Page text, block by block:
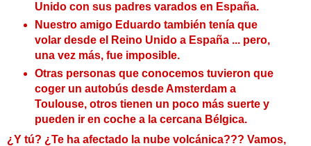
Unido con sus padres varados en España.
Nuestro amigo Eduardo también tenía que
volar desde el Reino Unido a España ... pero,
una vez más, fue imposible.
Otras personas que conocemos tuvieron que
coger un autobús desde Amsterdam a
Toulouse, otros tienen un poco más suerte y
pueden ir en coche a la cercana Bélgica.
¿Y tú? ¿Te ha afectado la nube volcánica??? Vamos,